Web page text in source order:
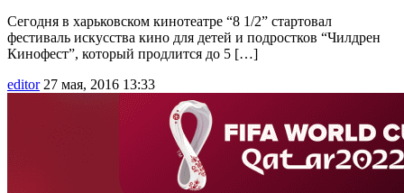
Сегодня в харьковском кинотеатре “8 1/2” стартовал
фестиваль искусства кино для детей и подростков “Чилдрен
Кинофест”, который продлится до 5 […]
editor 27 мая, 2016 13:33